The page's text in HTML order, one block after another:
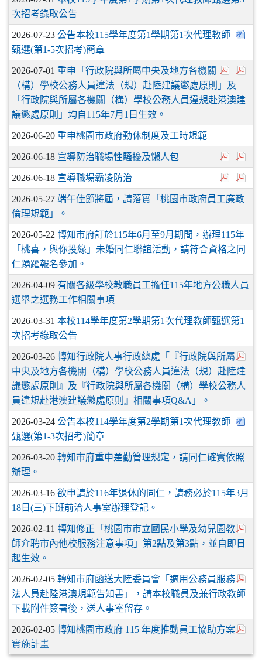
次招考錄取公告
2026-07-23 公告本校115學年度第1學期第1次代理教師
甄選(第1-5次招考)簡章
2026-07-01 重申「行政院與所屬中央及地方各機關
（構）學校公務人員違法（規）赴陸建議懲處原則」及
「行政院與所屬各機關（構）學校公務人員違規赴港澳建
議懲處原則」均自115年7月1日生效。
2026-06-20 重申桃園市政府勤休制度及工時規範
2026-06-18 宣導防治職場性騷擾及懶人包
2026-06-18 宣導職場霸凌防治
2026-05-27 端午佳節將屆，請落實「桃園市政府員工廉政
倫理規範」。
2026-05-22 轉知市府訂於115年6月至9月期間，辦理115年
「桃喜，與你投緣」未婚同仁聯誼活動，請符合資格之同
仁踴躍報名參加。
2026-04-09 有關各級學校教職員工擔任115年地方公職人員
選舉之選務工作相關事項
2026-03-31 本校114學年度第2學期第1次代理教師甄選第1
次招考錄取公告
2026-03-26 轉知行政院人事行政總處「『行政院與所屬
中央及地方各機關（構）學校公務人員違法（規）赴陸建
議懲處原則』及『行政院與所屬各機關（構）學校公務人
員違規赴港澳建議懲處原則』相關事項Q&A」。
2026-03-24 公告本校114學年度第2學期第1次代理教師
甄選(第1-3次招考)簡章
2026-03-20 轉知市府重申差勤管理規定，請同仁確實依照
辦理。
2026-03-16 欲申請於116年退休的同仁，請務必於115年3月
18日(三)下班前洽人事室辦理登記。
2026-02-11 轉知修正「桃園市市立國民小學及幼兒園教
師介聘市內他校服務注意事項」第2點及第3點，並自即日
起生效。
2026-02-05 轉知市府函送大陸委員會「適用公務員服務
法人員赴陸港澳規範告知書」，請本校職員及兼行政教師
下載附件簽署後，送人事室留存。
2026-02-05 轉知桃園市政府 115 年度推動員工協助方案
實施計畫